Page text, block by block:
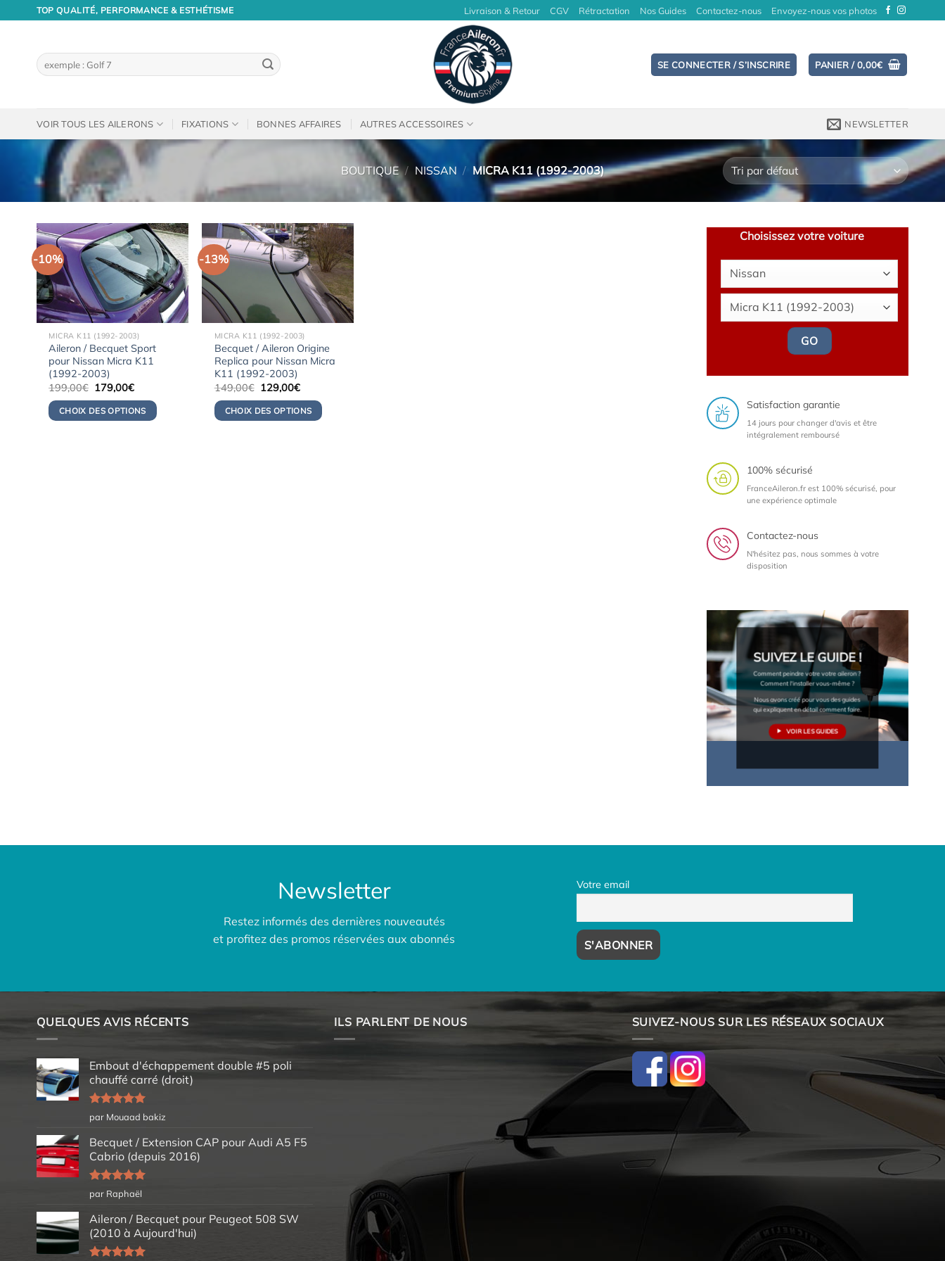
TOP QUALITÉ, PERFORMANCE & ESTHÉTISME Livraison & Retour CGV Rétractation Nos Guides Contactez-nous Envoyez-nous vos photos
Recherche
pour :
SE CONNECTER / S’INSCRIRE PANIER /0,00€
VOIR TOUS LES AILERONS FIXATIONS BONNES AFFAIRES AUTRES ACCESSOIRES NEWSLETTER
BOUTIQUE / NISSAN / MICRA K11 (1992-2003)
-10%
MICRA K11 (1992-2003)
Aileron / Becquet Sport
pour Nissan Micra K11
(1992-2003)
199,00€ Le
initial
était :
179,00€Le
actuel
est :
CHOIX DES OPTIONS
-13%
MICRA K11 (1992-2003)
Becquet / Aileron Origine
Replica pour Nissan Micra
K11 (1992-2003)
149,00€ Le
initial
était :
129,00€Le
actuel
est :
CHOIX DES OPTIONS
Choisissez votre voiture
GO
Satisfaction garantie
14 jours pour changer d'avis et être
intégralement remboursé
100% sécurisé
FranceAileron.fr est 100% sécurisé, pour
une expérience optimale
Contactez-nous
N'hésitez pas, nous sommes à votre
disposition
SUIVEZ LE GUIDE !
Comment peindre votre votre aileron ?
Comment l'installer vous-même ?
Nous avons créé pour vous des guides
qui expliquent en détail comment faire.
VOIR LES GUIDES
Newsletter
Restez informés des dernières nouveautés
et profitez des promos réservées aux abonnés
Votre email
QUELQUES AVIS RÉCENTS
Embout d'échappement double #5 poli
chauffé carré (droit)
Note5sur
5
par Mouaad bakiz
Becquet / Extension CAP pour Audi A5 F5
Cabrio (depuis 2016)
Note5sur
5
par Raphaël
Aileron / Becquet pour Peugeot 508 SW
(2010 à Aujourd'hui)
ILS PARLENT DE NOUS SUIVEZ-NOUS SUR LES RÉSEAUX SOCIAUX